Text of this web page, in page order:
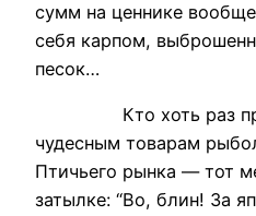
сумм на ценнике
себя карпом,
песок…
Кто хоть раз
чудесным товарам
Птичьего рынка — тот
затылке: “Во, блин! За